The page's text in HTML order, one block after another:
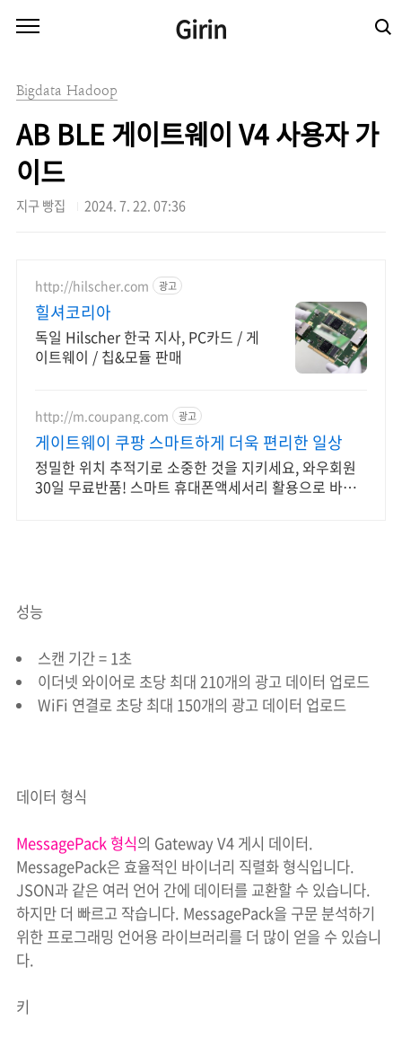
Girin
Bigdata Hadoop
AB BLE 게이트웨이 V4 사용자 가
이드
지구 빵집 2024. 7. 22. 07:36
http://hilscher.com 광고
힐셔코리아
독일 Hilscher 한국 지사, PC카드 / 게
이트웨이 / 칩&모듈 판매
http://m.coupang.com 광고
게이트웨이 쿠팡 스마트하게 더욱 편리한 일상
정밀한 위치 추적기로 소중한 것을 지키세요, 와우회원
30일 무료반품! 스마트 휴대폰액세서리 활용으로 바쁜
성능
스캔 기간 = 1초
이더넷 와이어로 초당 최대 210개의 광고 데이터 업로드
WiFi 연결로 초당 최대 150개의 광고 데이터 업로드
데이터 형식
MessagePack 형식의 Gateway V4 게시 데이터.
MessagePack은 효율적인 바이너리 직렬화 형식입니다.
JSON과 같은 여러 언어 간에 데이터를 교환할 수 있습니다.
하지만 더 빠르고 작습니다. MessagePack을 구문 분석하기
위한 프로그래밍 언어용 라이브러리를 더 많이 얻을 수 있습니
다.
키